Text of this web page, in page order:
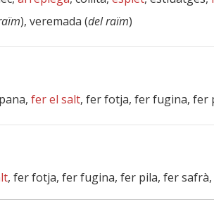
), veremada (del raïm)
fer el salt, fer fotja, fer fugina, fer
, fer fotja, fer fugina, fer pila, fer